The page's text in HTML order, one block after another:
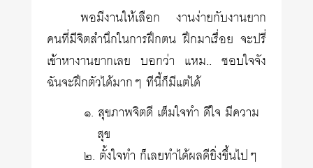
พอมีงานให้เลือก งานง่ายกับงานยาก
คนที่มีจิตสำนึกในการฝึกตน ฝึกมาเรื่อย จะปรี่
เข้าหางานยากเลย บอกว่า แหม.. ชอบใจจัง
ฉันจะฝึกตัวได้มากๆ ทีนี้ก็มีแต่ได้
๑. สุขภาพจิตดี เต็มใจทำ ดีใจ มีความ
สุข
๒. ตั้งใจทำ ก็เลยทำได้ผลดียิ่งขึ้นไปๆ